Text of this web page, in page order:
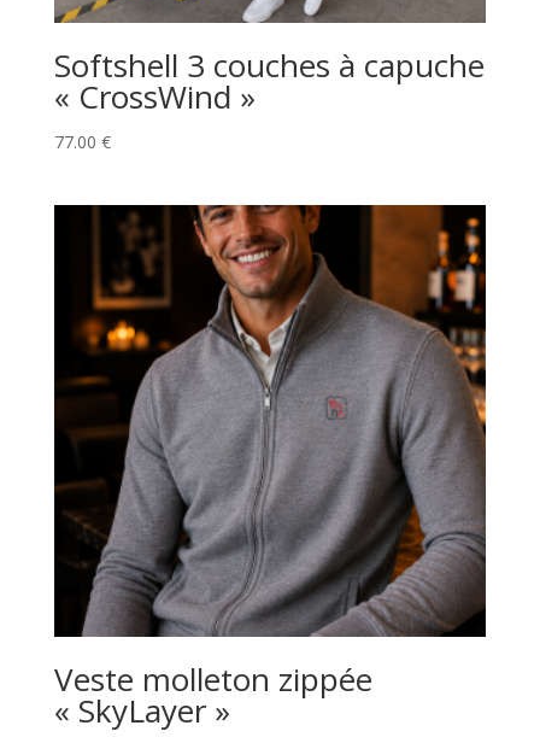
Softshell 3 couches à capuche
« CrossWind »
77.00 €
Veste molleton zippée
« SkyLayer »